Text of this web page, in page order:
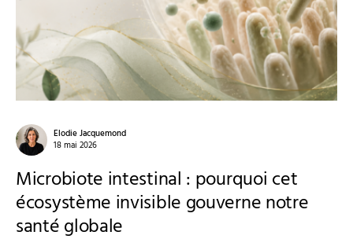
Elodie Jacquemond
18 mai 2026
Microbiote intestinal : pourquoi cet
écosystème invisible gouverne notre
santé globale